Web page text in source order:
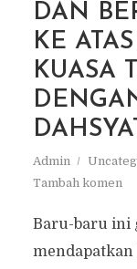
DAN
KE
KUASA
Admin
Tambah komen
Baru-baru ini